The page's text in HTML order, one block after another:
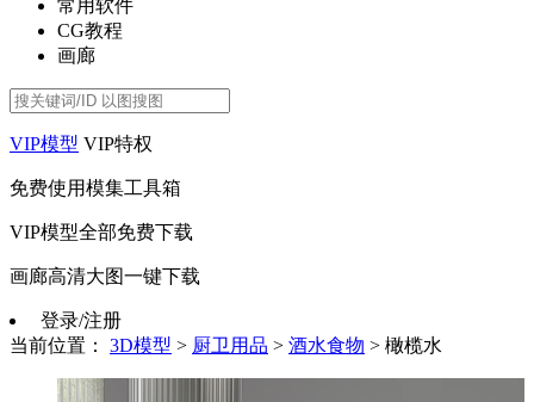
常用软件
CG教程
画廊
VIP模型 VIP特权
免费使用模集工具箱
VIP模型全部免费下载
画廊高清大图一键下载
登录/注册
当前位置：
3D模型 > 厨卫用品 > 酒水食物 > 橄榄水